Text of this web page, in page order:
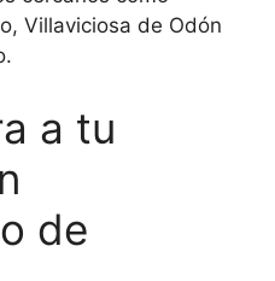
Villaviciosa de Odón
a tu
de